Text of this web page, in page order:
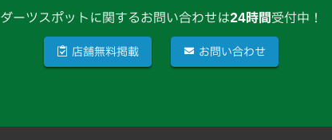
ダーツスポットに関するお問い合わせは24時間受付中！
店舗無料掲載 お問い合わせ